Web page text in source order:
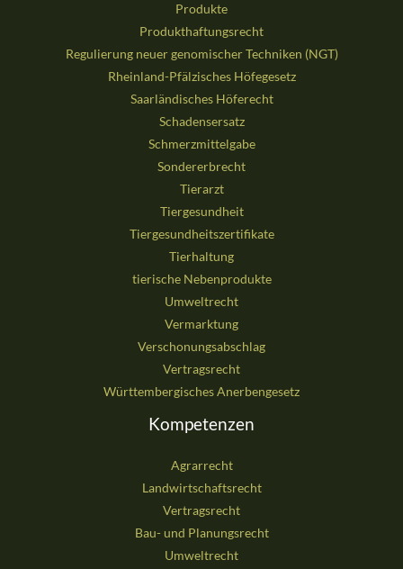
Produkte
Produkthaftungsrecht
Regulierung neuer genomischer Techniken (NGT)
Rheinland-Pfälzisches Höfegesetz
Saarländisches Höferecht
Schadensersatz
Schmerzmittelgabe
Sondererbrecht
Tierarzt
Tiergesundheit
Tiergesundheitszertifikate
Tierhaltung
tierische Nebenprodukte
Umweltrecht
Vermarktung
Verschonungsabschlag
Vertragsrecht
Württembergisches Anerbengesetz
Kompetenzen
Agrarrecht
Landwirtschaftsrecht
Vertragsrecht
Bau- und Planungsrecht
Umweltrecht